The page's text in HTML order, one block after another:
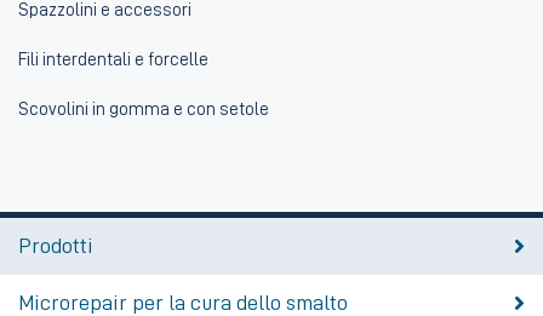
Spazzolini e accessori
Fili interdentali e forcelle
Scovolini in gomma e con setole
Prodotti
Microrepair per la cura dello smalto